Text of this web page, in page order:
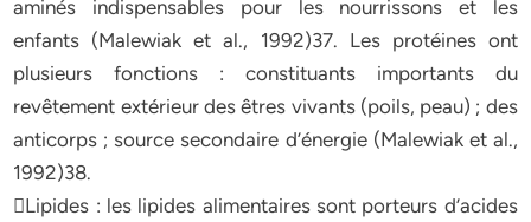
aminés indispensables pour les nourrissons et les
enfants (Malewiak et al., 1992)37. Les protéines ont
plusieurs fonctions : constituants importants du
revêtement extérieur des êtres vivants (poils, peau) ; des
anticorps ; source secondaire d’énergie (Malewiak et al.,
1992)38.
Lipides : les lipides alimentaires sont porteurs d’acides